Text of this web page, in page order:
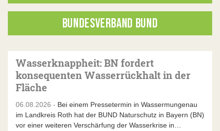
BUNDESVERBAND BUND
Wasserknappheit: BN fordert
konsequenten Wasserrückhalt in der
Fläche
06.08.2026 - Bei einem Pressetermin in Wassermungenau
im Landkreis Roth hat der BUND Naturschutz in Bayern (BN)
vor einer weiteren Verschärfung der Wasserkrise in…